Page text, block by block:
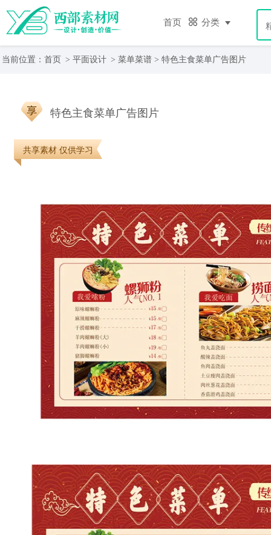
首页 分类
当前位置： 首页 > 平面设计 > 菜单菜谱 > 特色主食菜单广告图片
特色主食菜单广告图片
共享素材 仅供学习